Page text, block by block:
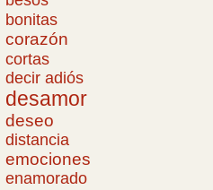
bonitas
corazón
cortas
decir adiós
desamor
deseo
distancia
emociones
enamorado